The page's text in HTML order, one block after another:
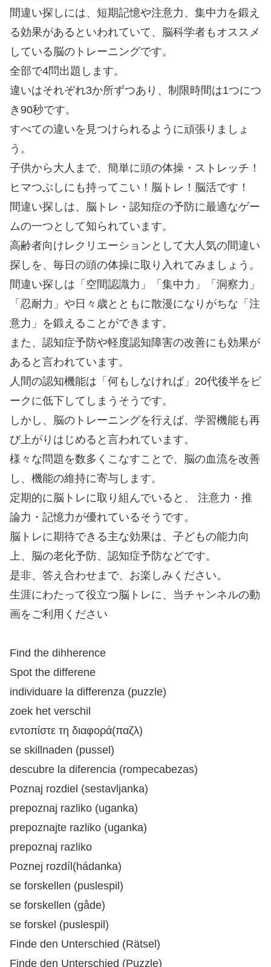
間違い探しには、短期記憶や注意力、集中力を鍛え
る効果があるといわれていて、脳科学者もオススメ
している脳のトレーニングです。
全部で4問出題します。
違いはそれぞれ3か所ずつあり、制限時間は1つにつ
き90秒です。
すべての違いを見つけられるように頑張りましょ
う。
子供から大人まで、簡単に頭の体操・ストレッチ！
ヒマつぶしにも持ってこい！脳トレ！脳活です！
間違い探しは、脳トレ・認知症の予防に最適なゲー
ムの一つとして知られています。
高齢者向けレクリエーションとして大人気の間違い
探しを、毎日の頭の体操に取り入れてみましょう。
間違い探しは「空間認識力」「集中力」「洞察力」
「忍耐力」や日々歳とともに散漫になりがちな「注
意力」を鍛えることができます。
また、認知症予防や軽度認知障害の改善にも効果が
あると言われています。
人間の認知機能は「何もしなければ」20代後半をピ
ークに低下してしまうそうです。
しかし、脳のトレーニングを行えば、学習機能も再
び上がりはじめると言われています。
様々な問題を数多くこなすことで、脳の血流を改善
し、機能の維持に寄与します。
定期的に脳トレに取り組んでいると、 注意力・推
論力・記憶力が優れているそうです。
脳トレに期待できる主な効果は、子どもの能力向
上、脳の老化予防、認知症予防などです。
是非、答え合わせまで、お楽しみください。
生涯にわたって役立つ脳トレに、当チャンネルの動
画をご利用ください
Find the dihherence
Spot the differene
individuare la differenza (puzzle)
zoek het verschil
εντοπίστε τη διαφορά(παζλ)
se skillnaden (pussel)
descubre la diferencia (rompecabezas)
Poznaj rozdiel (sestavljanka)
prepoznaj razliko (uganka)
prepoznajte razliko (uganka)
prepoznaj razliko
Poznej rozdíl(hádanka)
se forskellen (puslespil)
se forskellen (gåde)
se forskel (puslespil)
Finde den Unterschied (Rätsel)
Finde den Unterschied (Puzzle)